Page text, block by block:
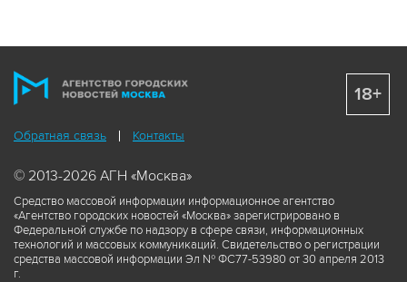
Обратная связь Контакты
© 2013-2026 АГН «Москва»
Средство массовой информации информационное агентство
«Агентство городских новостей «Москва» зарегистрировано в
Федеральной службе по надзору в сфере связи, информационных
технологий и массовых коммуникаций. Свидетельство о регистрации
средства массовой информации Эл № ФС77-53980 от 30 апреля 2013
г.
18+